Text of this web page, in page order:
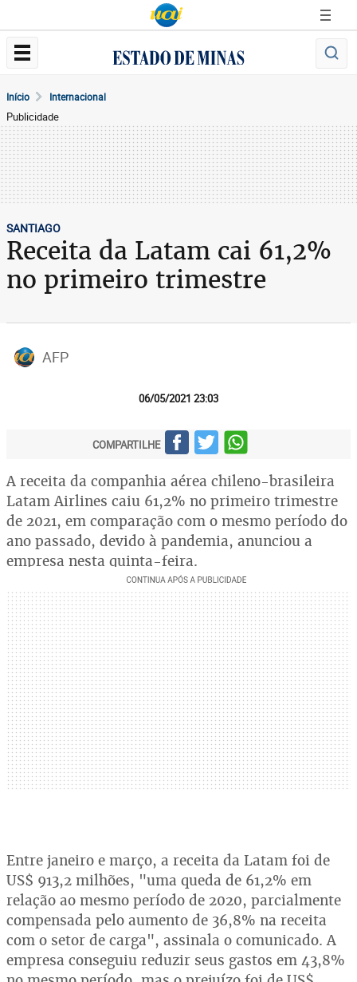
Início Internacional
Publicidade
SANTIAGO
Receita da Latam cai 61,2%
no primeiro trimestre
AFP
06/05/2021 23:03
COMPARTILHE
A receita da companhia aérea chileno-brasileira
Latam Airlines caiu 61,2% no primeiro trimestre
de 2021, em comparação com o mesmo período do
ano passado, devido à pandemia, anunciou a
empresa nesta quinta-feira.
Entre janeiro e março, a receita da Latam foi de
US$ 913,2 milhões, "uma queda de 61,2% em
relação ao mesmo período de 2020, parcialmente
compensada pelo aumento de 36,8% na receita
com o setor de carga", assinala o comunicado. A
empresa conseguiu reduzir seus gastos em 43,8%